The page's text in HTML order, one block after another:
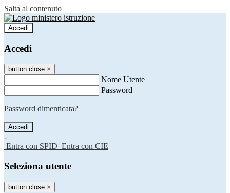
Salta al contenuto
Accedi
Accedi
button close ×
Nome Utente
Password
Password dimenticata?
-
Entra con SPID Entra con CIE
Seleziona utente
button close ×